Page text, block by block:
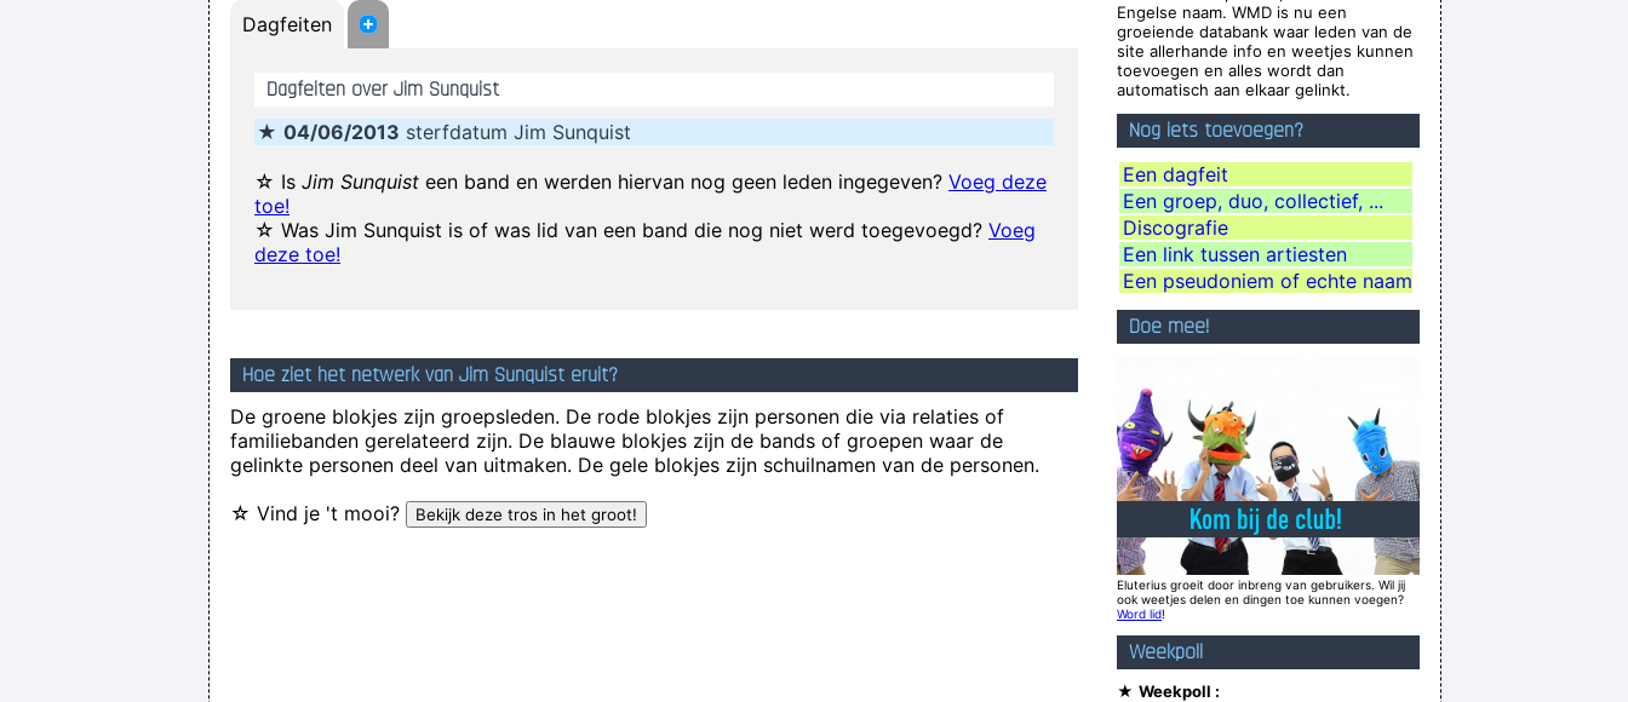
Weller
I Hate Music, Especially When It´s Played ~ Jimmy Durante
Vrouwen moeten luisteren en doen wat ik zeg. Zij moeten vooral niet zeuren~ Kanye West
I´m a tidy sort of bloke I don´t like chaos. I kept records in the record rack, tea in the tea caddy, and pot in the pot box~ George Harrison
When asked what happened in that bar he went to, where gay men had squeezed his butt...
Decca Recording Company rejecting the Beatles, 1962
If you develop an ear for sounds that are musical it is like developing an ego. You begin to refuse sounds that are not musical and that way cut yourself
off from a good deal of experience.~ John Cage
Anarchy is the only slight glimmer of hope~ Mick Jagger
I want to make at least 4 amazing records~ µ-Zic
Everybody can sing in Liverpool! I know this for a fact!
during a live performance of "Christian"
Less is more.
~ Rue Rapide
Dagfeiten
Dagfeiten over Jim Sunquist
★ 04/06/2013 sterfdatum Jim Sunquist
☆ Is Jim Sunquist een band en werden hiervan nog geen leden ingegeven? Voeg deze
toe!
☆ Was Jim Sunquist is of was lid van een band die nog niet werd toegevoegd? Voeg
deze toe!
Hoe ziet het netwerk van Jim Sunquist eruit?
De groene blokjes zijn groepsleden. De rode blokjes zijn personen die via relaties of
familiebanden gerelateerd zijn. De blauwe blokjes zijn de bands of groepen waar de
gelinkte personen deel van uitmaken. De gele blokjes zijn schuilnamen van de personen.
☆ Vind je 't mooi?
Engelse naam. WMD is nu een
groeiende databank waar leden van de
site allerhande info en weetjes kunnen
toevoegen en alles wordt dan
automatisch aan elkaar gelinkt.
Nog iets toevoegen?
Een dagfeit
Een groep, duo, collectief, ...
Discografie
Een link tussen artiesten
Een pseudoniem of echte naam
Doe mee!
Eluterius groeit door inbreng van gebruikers. Wil jij
ook weetjes delen en dingen toe kunnen voegen?
Word lid!
Weekpoll
★ Weekpoll :